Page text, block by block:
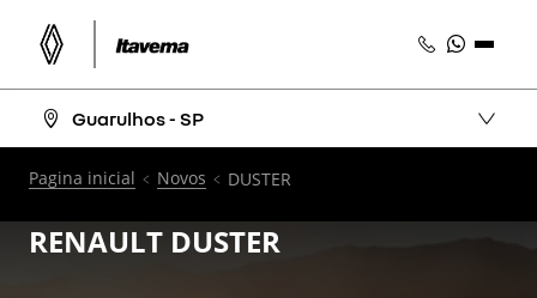
Guarulhos - SP
Pagina inicial Novos DUSTER
RENAULT DUSTER